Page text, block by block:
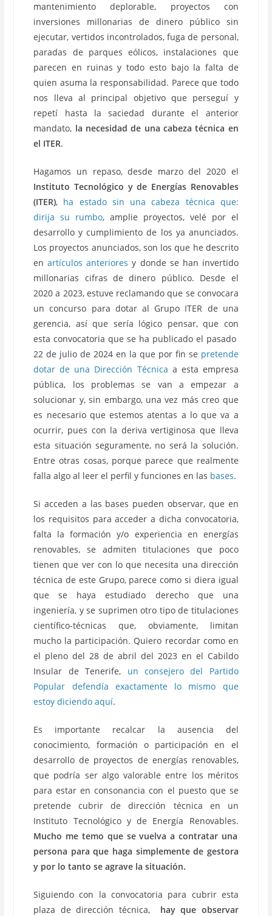
mantenimiento deplorable, proyectos con
inversiones millonarias de dinero público sin
ejecutar, vertidos incontrolados, fuga de personal,
paradas de parques eólicos, instalaciones que
parecen en ruinas y todo esto bajo la falta de
quien asuma la responsabilidad. Parece que todo
nos lleva al principal objetivo que perseguí y
repetí hasta la saciedad durante el anterior
mandato, la necesidad de una cabeza técnica en
el ITER.
Hagamos un repaso, desde marzo del 2020 el
Instituto Tecnológico y de Energías Renovables
(ITER), ha estado sin una cabeza técnica que:
dirija su rumbo, amplie proyectos, velé por el
desarrollo y cumplimiento de los ya anunciados.
Los proyectos anunciados, son los que he descrito
enartículos anteriores y donde se han invertido
millonarias cifras de dinero público. Desde el
2020 a 2023, estuve reclamando que se convocara
un concurso para dotar al Grupo ITER de una
gerencia, así que sería lógico pensar, que con
esta convocatoria que se ha publicado el pasado
22 de julio de 2024 en la que por fin se pretende
dotar de una Dirección Técnica a esta empresa
pública, los problemas se van a empezar a
solucionar y, sin embargo, una vez más creo que
es necesario que estemos atentas a lo que va a
ocurrir, pues con la deriva vertiginosa que lleva
esta situación seguramente, no será la solución.
Entre otras cosas, porque parece que realmente
falla algo al leer el perfil y funciones en las bases.
Si acceden a las bases pueden observar, que en
los requisitos para acceder a dicha convocatoria,
falta la formación y/o experiencia en energías
renovables, se admiten titulaciones que poco
tienen que ver con lo que necesita una dirección
técnica de este Grupo, parece como si diera igual
que se haya estudiado derecho que una
ingeniería, y se suprimen otro tipo de titulaciones
científico-técnicas que, obviamente, limitan
mucho la participación. Quiero recordar como en
el pleno del 28 de abril del 2023 en el Cabildo
Insular de Tenerife, un consejero del Partido
Popular defendía exactamente lo mismo que
estoy diciendo aquí.
Es importante recalcar la ausencia del
conocimiento, formación o participación en el
desarrollo de proyectos de energías renovables,
que podría ser algo valorable entre los méritos
para estar en consonancia con el puesto que se
pretende cubrir de dirección técnica en un
Instituto Tecnológico y de Energía Renovables.
Mucho me temo que se vuelva a contratar una
persona para que haga simplemente de gestora
y por lo tanto se agrave la situación.
Siguiendo con la convocatoria para cubrir esta
plaza de dirección técnica,
hay que observar